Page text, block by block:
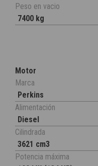
Peso en vacio
7400 kg
Motor
Marca
Perkins
Alimentación
Diesel
Cilindrada
3621 cm3
Potencia máxima